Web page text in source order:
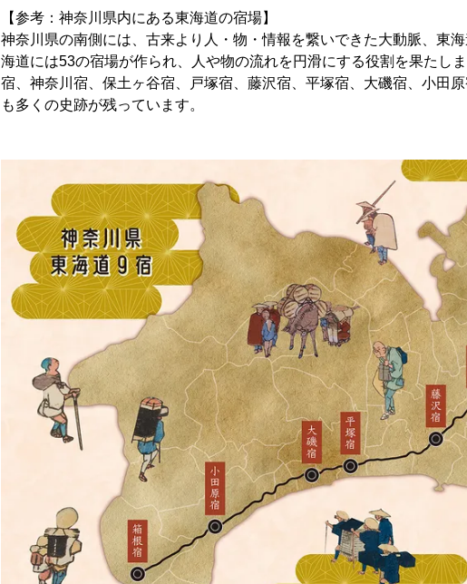
【参考：神奈川県内にある東海道の宿場】
神奈川県の南側には、古来より人・物・情報を繋いできた大動脈、東
海道には53の宿場が作られ、人や物の流れを円滑にする役割を果たし
宿、神奈川宿、保土ヶ谷宿、戸塚宿、藤沢宿、平塚宿、大磯宿、小田
も多くの史跡が残っています。